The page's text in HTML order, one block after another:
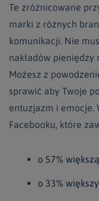
Te zróżnicowane
marki z różnych
komunikacji. Nie
nakładów pieniędzy
Możesz z
sprawić aby Twoje
entuzjazm i emocje.
Facebooku, które
o 57%
o 33%